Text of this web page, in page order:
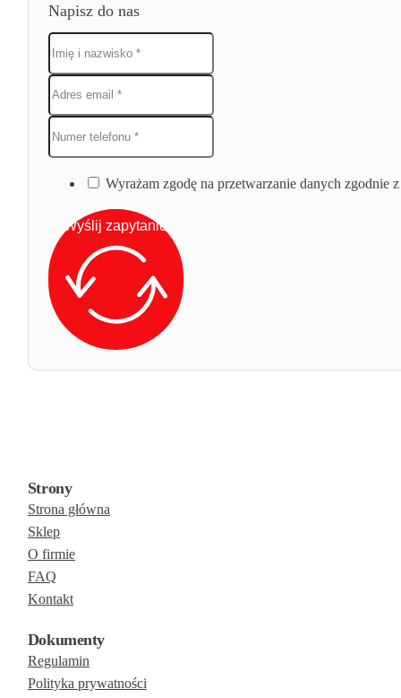
Napisz do nas
Wyrażam zgodę na przetwarzanie danych zgodnie
Wyślij zapytanie
Strony
Strona główna
Sklep
O firmie
FAQ
Kontakt
Dokumenty
Regulamin
Polityka prywatności